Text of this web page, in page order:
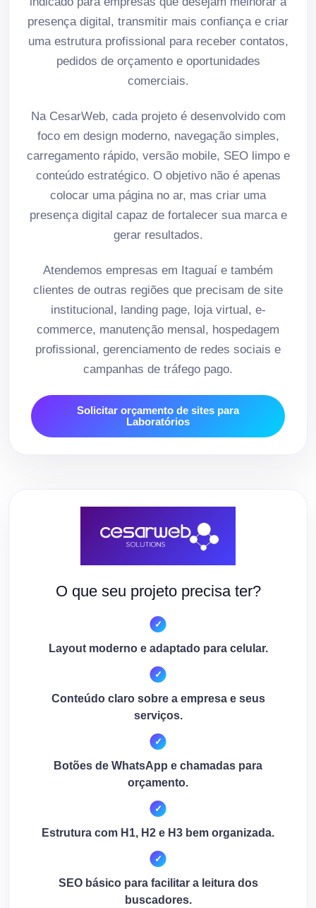
presença digital, transmitir mais confiança e criar
uma estrutura profissional para receber contatos,
pedidos de orçamento e oportunidades
comerciais.
Na CesarWeb, cada projeto é desenvolvido com
foco em design moderno, navegação simples,
carregamento rápido, versão mobile, SEO limpo e
conteúdo estratégico. O objetivo não é apenas
colocar uma página no ar, mas criar uma
presença digital capaz de fortalecer sua marca e
gerar resultados.
Atendemos empresas em Itaguaí e também
clientes de outras regiões que precisam de site
institucional, landing page, loja virtual, e-
commerce, manutenção mensal, hospedagem
profissional, gerenciamento de redes sociais e
campanhas de tráfego pago.
Solicitar orçamento de sites para
Laboratórios
O que seu projeto precisa ter?
Layout moderno e adaptado para celular.
Conteúdo claro sobre a empresa e seus
serviços.
Botões de WhatsApp e chamadas para
orçamento.
Estrutura com H1, H2 e H3 bem organizada.
SEO básico para facilitar a leitura dos
buscadores.